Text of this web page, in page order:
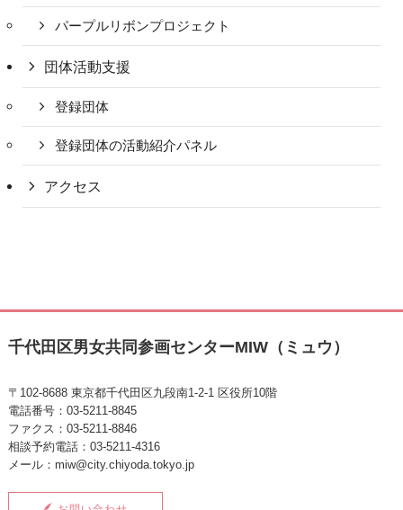
パープルリボンプロジェクト
団体活動支援
登録団体
登録団体の活動紹介パネル
アクセス
千代田区男女共同参画センターMIW（ミュウ）
〒102-8688 東京都千代田区九段南1-2-1 区役所10階
電話番号：03-5211-8845
ファクス：03-5211-8846
相談予約電話：03-5211-4316
メール：miw@city.chiyoda.tokyo.jp